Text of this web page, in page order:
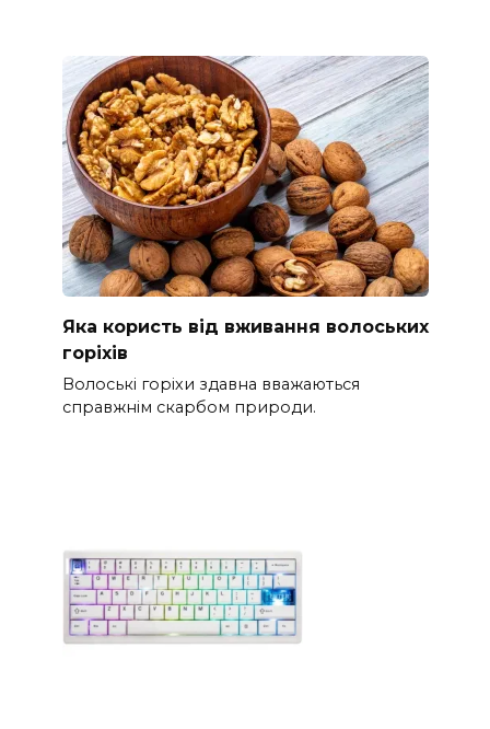
Яка користь від вживання волоських
горіхів
Волоські горіхи здавна вважаються
справжнім скарбом природи.